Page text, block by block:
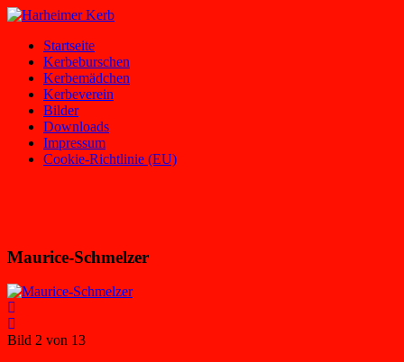
Zum
springen
Harheimer
Kerb
Homepage
Harheimer
Kerbevereins
2000
e.V.
Startseite
Kerbeburschen
Kerbemädchen
Kerbeverein
Bilder
Downloads
Impressum
Cookie-Richtlinie (EU)
Maurice-Schmelzer
Bild 2 von 13